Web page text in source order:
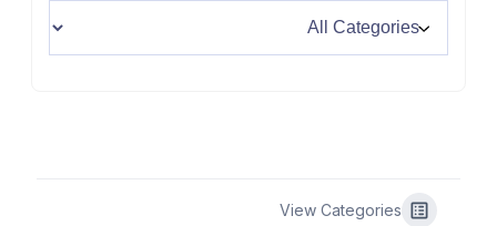
View Categories